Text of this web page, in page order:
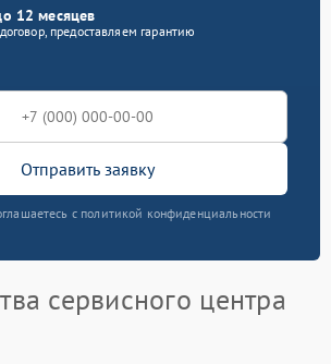
12 месяцев
предоставляем гарантию
Отправить заявку
с политикой конфиденциальности
сервисного центра